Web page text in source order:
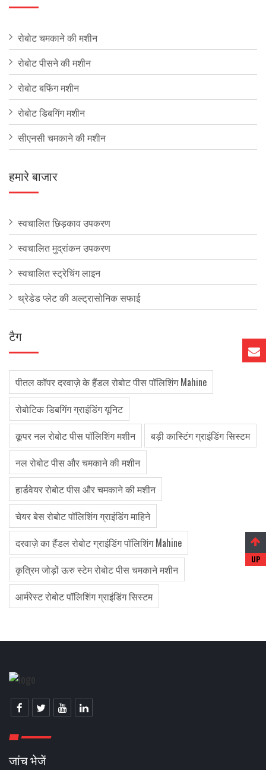
रोबोट चमकाने की मशीन
रोबोट पीसने की मशीन
रोबोट बफिंग मशीन
रोबोट डिबगिंग मशीन
सीएनसी चमकाने की मशीन
हमारे बाजार
स्वचालित छिड़काव उपकरण
स्वचालित मुद्रांकन उपकरण
स्वचालित स्ट्रेचिंग लाइन
थ्रेडेड प्लेट की अल्ट्रासोनिक सफाई
टैग
पीतल कॉपर दरवाज़े के हैंडल रोबोट पीस पॉलिशिंग Mahine
रोबोटिक डिबगिंग ग्राइंडिंग यूनिट
कूपर नल रोबोट पीस पॉलिशिंग मशीन
बड़ी कास्टिंग ग्राइंडिंग सिस्टम
नल रोबोट पीस और चमकाने की मशीन
हार्डवेयर रोबोट पीस और चमकाने की मशीन
चेयर बेस रोबोट पॉलिशिंग ग्राइंडिंग माहिने
दरवाज़े का हैंडल रोबोट ग्राइंडिंग पॉलिशिंग Mahine
कृत्रिम जोड़ों ऊरु स्टेम रोबोट पीस चमकाने मशीन
आर्मरेस्ट रोबोट पॉलिशिंग ग्राइंडिंग सिस्टम
जांच भेजें